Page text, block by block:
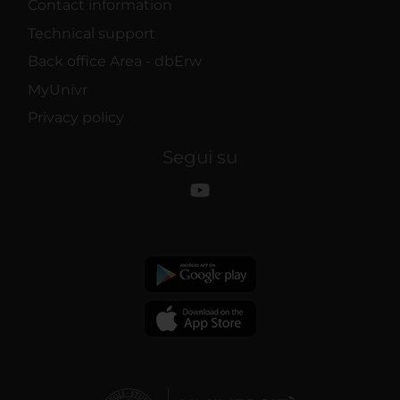
Contact information
Technical support
Back office Area - dbErw
MyUnivr
Privacy policy
Segui su